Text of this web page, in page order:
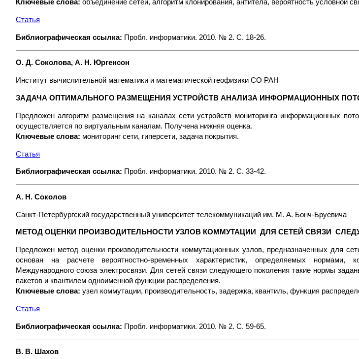
Ключевые слова: объединение сетей, алгоритм клонирования, антитела, вероятность условной
Статья
Библиографическая ссылка: Пробл. информатики. 2010. № 2. С. 18-26.
О. Д. Соколова, А. Н. Юргенсон
Институт вычислительной математики и математической геофизики СО РАН
ЗАДАЧА ОПТИМАЛЬНОГО РАЗМЕЩЕНИЯ УСТРОЙСТВ АНАЛИЗА ИНФОРМАЦИОННЫХ
Предложен алгоритм размещения на каналах сети устройств мониторинга информационных
осуществляется по виртуальным каналам. Получена нижняя оценка.
Ключевые слова: мониторинг сети, гиперсети, задача покрытия.
Статья
Библиографическая ссылка: Пробл. информатики. 2010. № 2. С. 33-42.
А. Н. Соколов
Санкт-Петербургский государственный университет телекоммуникаций им. М. А. Бонч-Бруевича
МЕТОД ОЦЕНКИ ПРОИЗВОДИТЕЛЬНОСТИ УЗЛОВ КОММУТАЦИИ ДЛЯ СЕТЕЙ СВЯЗИ
Предложен метод оценки производительности коммутационных узлов, предназначенных для
основан на расчете вероятностно-временных характеристик, определяемых нормами,
Международного союза электросвязи. Для сетей связи следующего поколения такие нормы
пакетов и квантилем одноименной функции распределения.
Ключевые слова: узел коммутации, производительность, задержка, квантиль, функция
Статья
Библиографическая ссылка: Пробл. информатики. 2010. № 2. С. 59-65.
В. В. Шахов